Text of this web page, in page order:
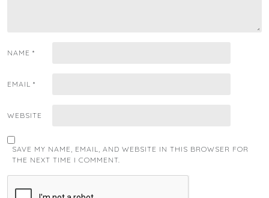
NAME *
EMAIL *
WEBSITE
SAVE MY NAME, EMAIL, AND WEBSITE IN THIS BROWSER FOR
THE NEXT TIME I COMMENT.